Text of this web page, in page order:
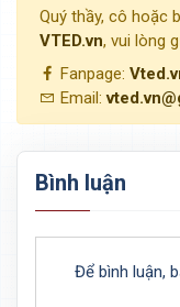
Quý thầy, cô hoặc
VTED.vn, vui lòng
Fanpage:
Email:
Bình luận
Để bình luận,